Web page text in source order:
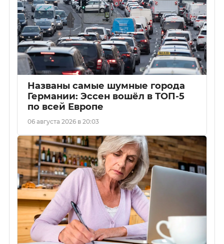
Названы самые шумные города
Германии: Эссен вошёл в ТОП-5
по всей Европе
06 августа 2026 в 20:03